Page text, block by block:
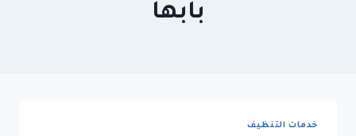
بأبها
خدمات التنظيف